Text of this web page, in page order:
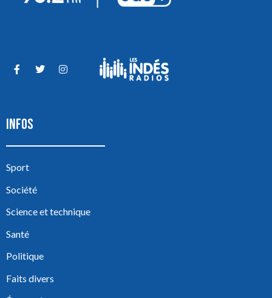
INFOS
Sport
Société
Science et technique
Santé
Politique
Faits divers